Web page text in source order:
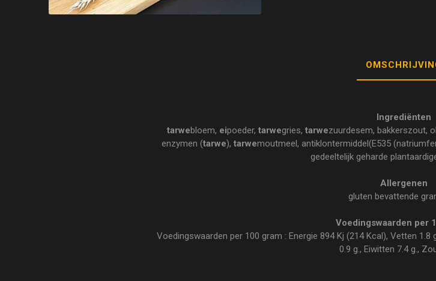
Ingrediënten
tarwebloem, eipoeder, tarwegries, tarwezuurdesem, bakkerszout,
enzymen (tarwe), tarwemoutmeel, antiklontermiddel(E535
gedeeltelijk geharde
Allergenen
gluten bevattende
Voedingswaarden per
Voedingswaarden per 100 gram : Energie 894 Kj (214 Kcal), Vetten 1.8
0.9 g., Eiwitten 7.4 g.,